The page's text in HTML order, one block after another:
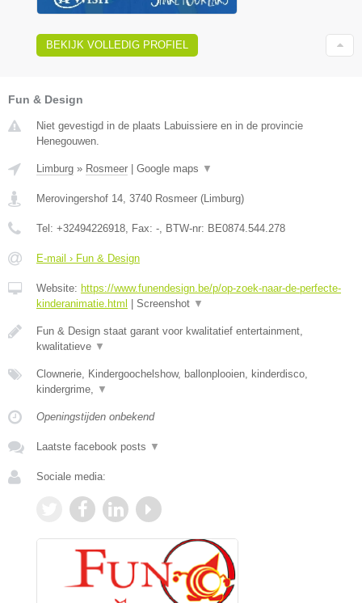
BEKIJK VOLLEDIG PROFIEL
Fun & Design
Niet gevestigd in de plaats Labuissiere en in de provincie
Henegouwen.
Limburg » Rosmeer | Google maps ▼
Merovingershof 14 3740 Rosmeer (Limburg)
Tel: +32494226918 , Fax: - , BTW-nr: BE0874.544.278
E-mail › Fun & Design
Website: https://www.funendesign.be/p/op-zoek-naar-de-perfecte-
kinderanimatie.html | Screenshot ▼
Fun & Design staat garant voor kwalitatief entertainment,
kwalitatieve ▼
Clownerie, Kindergoochelshow, ballonplooien, kinderdisco,
kindergrime,
▼
Openingstijden onbekend
Laatste facebook posts ▼
Sociale media: